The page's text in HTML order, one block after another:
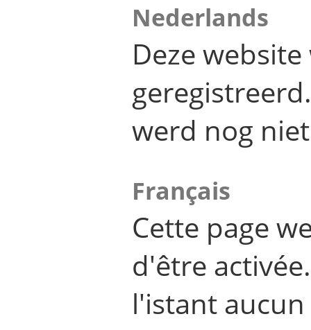
Nederlands
Deze
werd nog
Français
Cette page
d'être
l'istant